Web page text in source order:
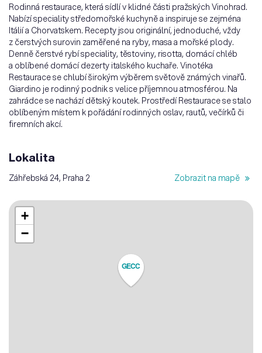
Rodinná restaurace, která sídlí v klidné části pražských Vinohrad.
Nabízí speciality středomořské kuchyně a inspiruje se zejména
Itálií a Chorvatskem. Recepty jsou originální, jednoduché, vždy
z čerstvých surovin zaměřené na ryby, masa a mořské plody.
Denně čerstvé rybí speciality, těstoviny, risotta, domácí chléb
a oblíbené domácí dezerty italského kuchaře. Vinotéka
Restaurace se chlubí širokým výběrem světově známých vinařů.
Giardino je rodinný podnik s velice příjemnou atmosférou. Na
zahrádce se nachází dětský koutek. Prostředí Restaurace se stalo
oblíbeným místem k pořádání rodinných oslav, rautů, večírků či
firemních akcí.
Lokalita
Záhřebská 24, Praha 2 Zobrazit na mapě
GECC
+
−